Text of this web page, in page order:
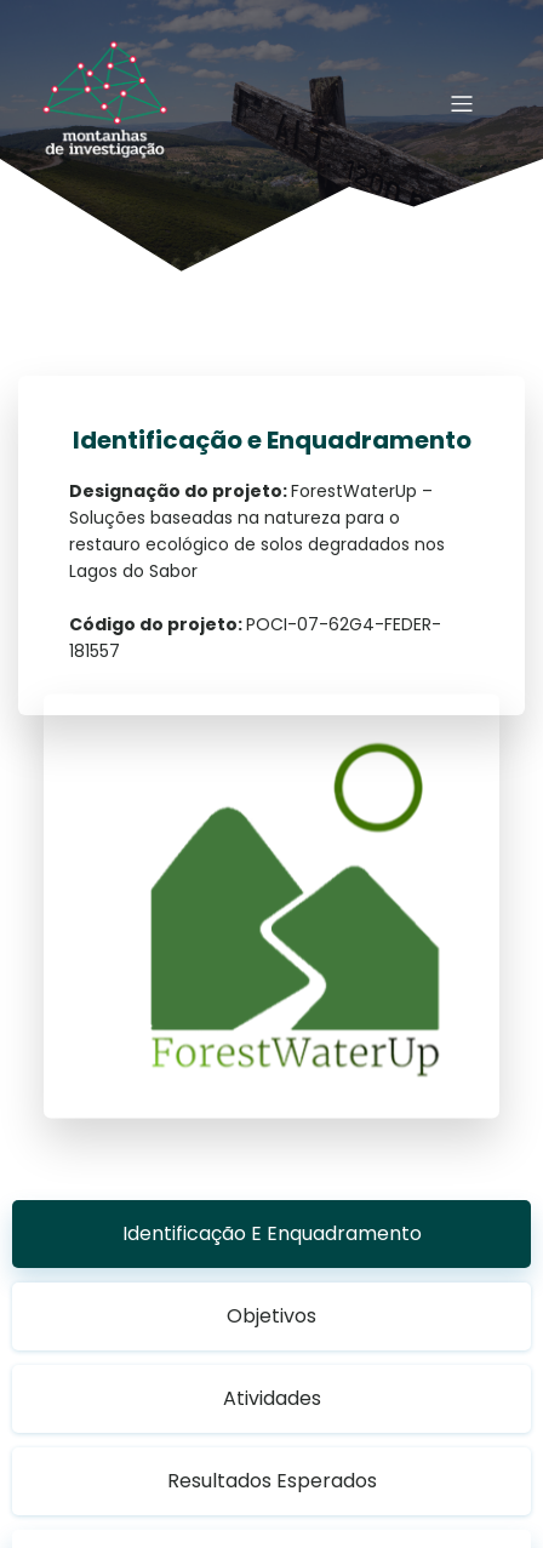
Identificação e Enquadramento
Designação do projeto:ForestWaterUp –
Soluções baseadas na natureza para o
restauro ecológico de solos degradados nos
Lagos do Sabor
Código do projeto:POCI-07-62G4-FEDER-
181557
Identificação E Enquadramento
Objetivos
Atividades
Resultados Esperados